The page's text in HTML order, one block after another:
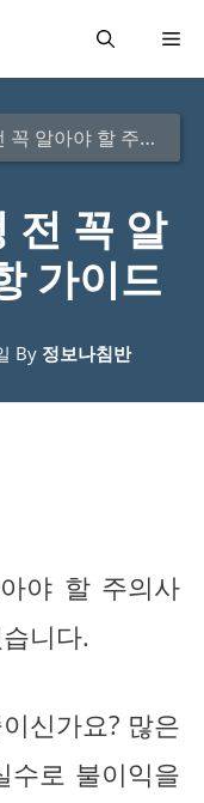
메
할 주의사항 가이드
전 꼭 알
가이드
By 정보나침반
야 할 주의사
니다.
신가요? 많은
수로 불이익을